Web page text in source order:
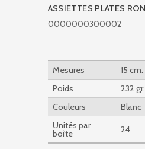
ASSIETTES PLATES
0000000300002
Mesures
15 cm.
Poids
232 gr.
Couleurs
Blanc
Unités par
boîte 24